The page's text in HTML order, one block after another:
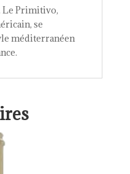
Le Primitivo,
se
méditerranéen